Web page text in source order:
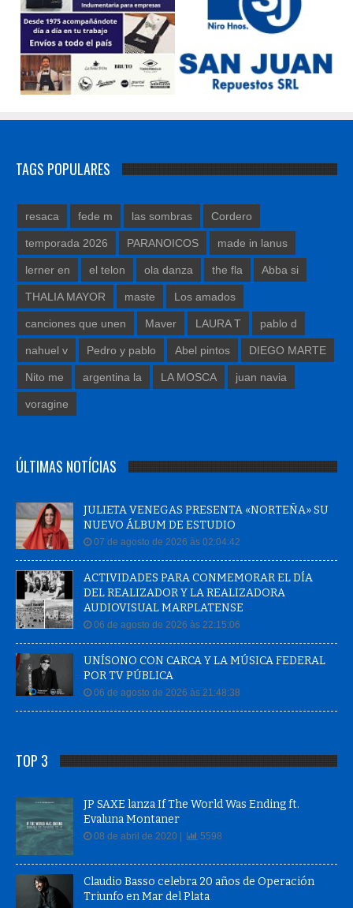
TAGS POPULARES
resaca fede m las sombras Cordero
temporada 2026 PARANOICOS made in lanus
lerner en el telon ola danza the fla Abba si
THALIA MAYOR maste Los amados
canciones que unen Maver LAURA T pablo d
nahuel v Pedro y pablo Abel pintos DIEGO MARTE
Nito me argentina la LA MOSCA juan navia
voragine
ÚLTIMAS NOTÍCIAS
JULIETA VENEGAS PRESENTA «NORTEÑA» SU
NUEVO ÁLBUM DE ESTUDIO
07 de agosto de 2026 às 02:04:42
ACTIVIDADES PARA CONMEMORAR EL DÍA
DEL REALIZADOR Y LA REALIZADORA
AUDIOVISUAL MARPLATENSE
06 de agosto de 2026 às 22:15:06
UNÍSONO CON CARCA Y LA MÚSICA FEDERAL
POR TV PÚBLICA
06 de agosto de 2026 às 21:48:38
TOP 3
JP SAXE lanza If The World Was Ending ft.
Evaluna Montaner
08 de abril de 2020 | 5598
Claudio Basso celebra 20 años de Operación
Triunfo en Mar del Plata